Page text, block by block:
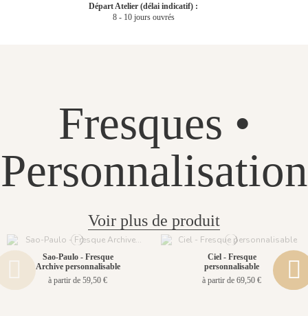
Départ Atelier (délai indicatif) :
8 - 10 jours ouvrés
Fresques •
Personnalisation
Voir plus de produit
Sao-Paulo - Fresque
Archive personnalisable
à partir de 59,50 €
Ciel - Fresque
personnalisable
à partir de 69,50 €